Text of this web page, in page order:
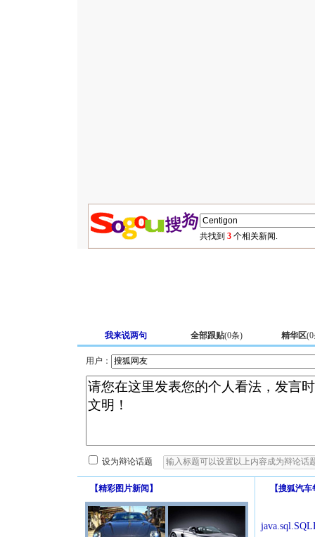
共找到 3 个相关新闻.
我来说两句 全部跟贴(0条) 精华区(0
用户：
设为辩论话题
【精彩图片新闻 】 【搜狐汽车